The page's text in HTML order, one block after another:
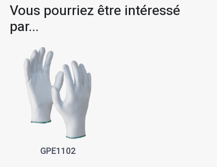
Vous pourriez être intéressé
par...
GPE1102